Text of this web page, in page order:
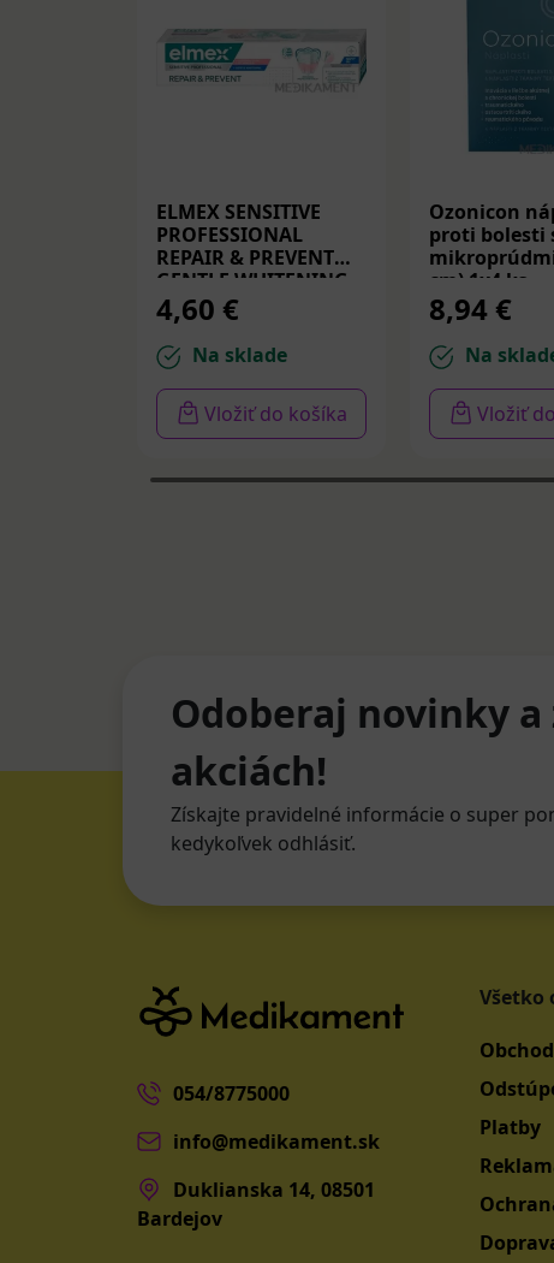
ELMEX SENSITIVE
PROFESSIONAL
REPAIR & PREVENT
GENTLE WHITENING,
zubná pasta 75 ml
4,60 €
Na sklade
Vložiť do košíka
Ozonicon
proti bolesti
cm) 1x4 ks
8,94 €
Na
Vložiť
Odoberaj novinky
akciách!
Získajte pravidelné informácie o super
kedykoľvek odhlásiť.
054/8775000
info@medikament.sk
Duklianska 14, 08501
Bardejov
Všetko
Platby